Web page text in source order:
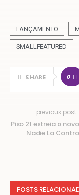
LANÇAMENTO
SMALLFEATURED
SHARE 0
previous post
Piso 21 estreia o
Nadie La
POSTS